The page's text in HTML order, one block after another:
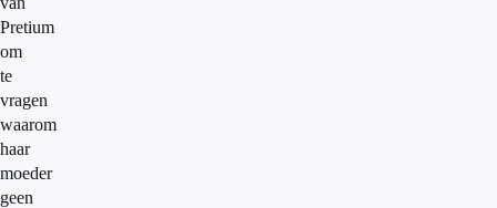
Pretium
om
te
vragen
waarom
haar
moeder
geen